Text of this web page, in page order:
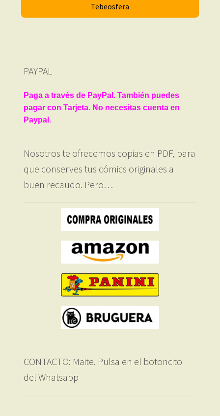
Tebeosfera
PAYPAL
Paga a través de PayPal. También puedes
pagar con Tarjeta. No necesitas cuenta en
Paypal.
Nosotros te ofrecemos copias en PDF, para
que conserves tus cómics originales a
buen recaudo. Pero…
CONTACTO: Maite. Pulsa en el botoncito
del Whatsapp